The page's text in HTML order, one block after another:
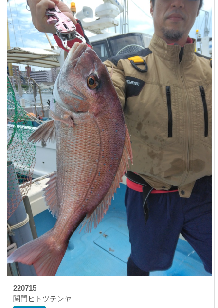
220715
関門ヒトツテンヤ